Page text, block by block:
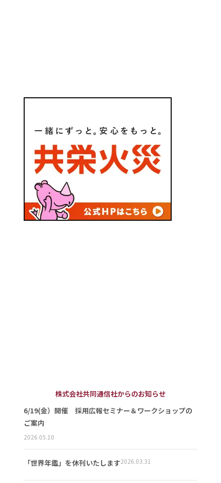
株式会社共同通信社からのお知らせ
6/19(金）開催 採用広報セミナー＆ワークショップの
ご案内
2026.05.10
「世界年鑑」を休刊いたします2026.03.31